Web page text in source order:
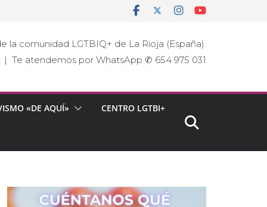
comunidad LGTBIQ+ de La Rioja (España).
| Te atendemos por WhatsApp ✆ 654 975 031
«DE AQUÍ» CENTRO LGTBI+